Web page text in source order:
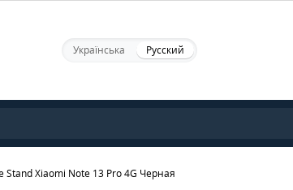
Українська Русский
Stand Xiaomi Note 13 Pro 4G Черная